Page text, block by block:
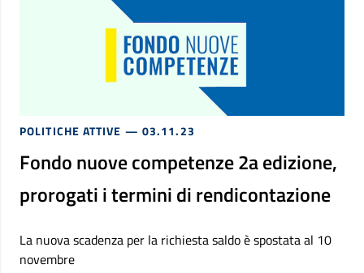
POLITICHE ATTIVE — 03.11.23
Fondo nuove competenze 2a edizione,
prorogati i termini di rendicontazione
La nuova scadenza per la richiesta saldo è spostata al 10
novembre